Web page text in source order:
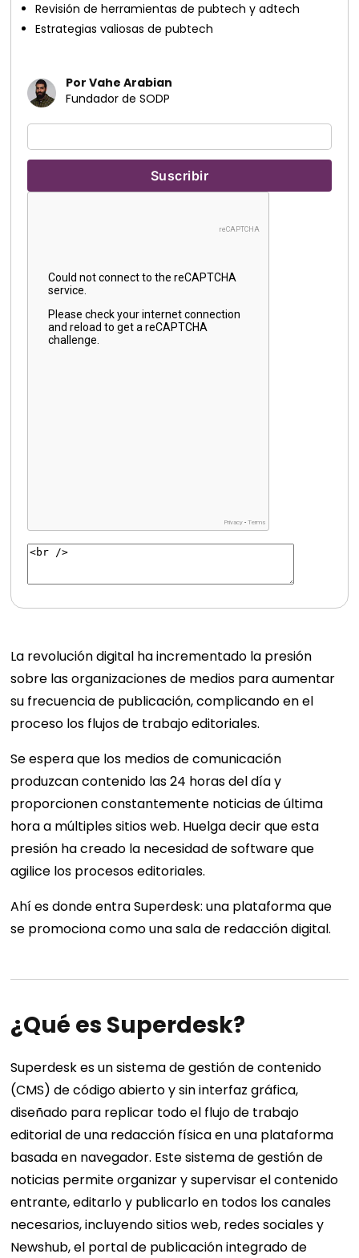
Revisión de herramientas de pubtech y adtech
Estrategias valiosas de pubtech
Por Vahe Arabian
Fundador de SODP
La revolución digital ha incrementado la presión
sobre las organizaciones de medios para aumentar
su frecuencia de publicación, complicando en el
proceso los flujos de trabajo editoriales.
Se espera que los medios de comunicación
produzcan contenido las 24 horas del día y
proporcionen constantemente noticias de última
hora a múltiples sitios web. Huelga decir que esta
presión ha creado la necesidad de software que
agilice los procesos editoriales.
Ahí es donde entra Superdesk: una plataforma que
se promociona como una sala de redacción digital.
¿Qué es Superdesk?
Superdesk es un sistema de gestión de contenido
(CMS) de código abierto y sin interfaz gráfica,
diseñado para replicar todo el flujo de trabajo
editorial de una redacción física en una plataforma
basada en navegador. Este sistema de gestión de
noticias permite organizar y supervisar el contenido
entrante, editarlo y publicarlo en todos los canales
necesarios, incluyendo sitios web, redes sociales y
Newshub, el portal de publicación integrado de